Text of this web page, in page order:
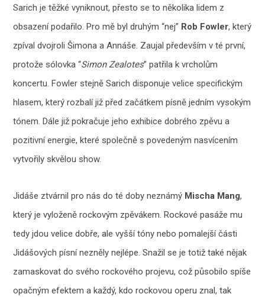
Sarich je těžké vyniknout, přesto se to několika lidem z
obsazení podařilo. Pro mě byl druhým “nej” Rob Fowler, který
zpíval dvojroli Šimona a Annáše. Zaujal především v té první,
protože sólovka “Simon Zealotes” patřila k vrcholům
koncertu. Fowler stejně Sarich disponuje velice specifickým
hlasem, který rozbalí již před začátkem písně jedním vysokým
tónem. Dále již pokračuje jeho exhibice dobrého zpěvu a
pozitivní energie, které společně s povedeným nasvícením
vytvořily skvělou show.
Jidáše ztvárnil pro nás do té doby neznámý Mischa Mang,
který je vyloženě rockovým zpěvákem. Rockové pasáže mu
tedy jdou velice dobře, ale vyšší tóny nebo pomalejší části
Jidášových písní nezněly nejlépe. Snažil se je totiž také nějak
zamaskovat do svého rockového projevu, což působilo spíše
opačným efektem a každý, kdo rockovou operu znal, tak